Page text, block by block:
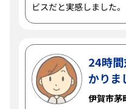
ビスだと実感しました。
24時
かりま
伊賀市茅